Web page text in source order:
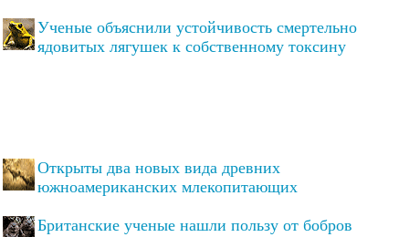
Ученые объяснили устойчивость смертельно
ядовитых лягушек к собственному токсину
Открыты два новых вида древних
южноамериканских млекопитающих
Британские ученые нашли пользу от бобров